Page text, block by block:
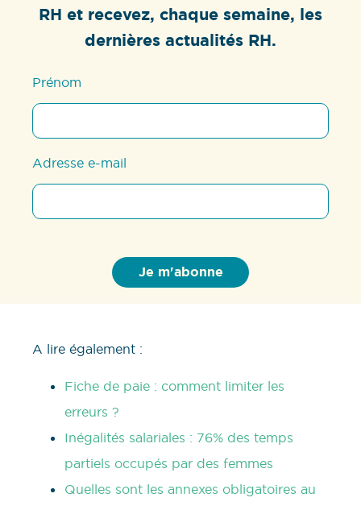
RH et recevez, chaque semaine, les
dernières actualités RH.
Prénom
Adresse e-mail
A lire également :
Fiche de paie : comment limiter les
erreurs ?
Inégalités salariales : 76% des temps
partiels occupés par des femmes
Quelles sont les annexes obligatoires au